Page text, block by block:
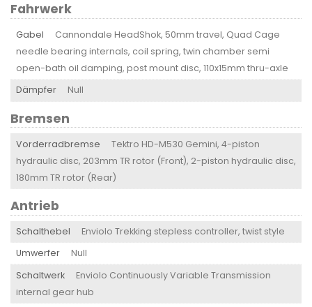
Fahrwerk
Gabel
Cannondale HeadShok, 50mm travel, Quad Cage
needle bearing internals, coil spring, twin chamber semi
open-bath oil damping, post mount disc, 110x15mm thru-axle
Dämpfer
Null
Bremsen
Vorderradbremse
Tektro HD-M530 Gemini, 4-piston
hydraulic disc, 203mm TR rotor (Front), 2-piston hydraulic disc,
180mm TR rotor (Rear)
Antrieb
Schalthebel
Enviolo Trekking stepless controller, twist style
Umwerfer
Null
Schaltwerk
Enviolo Continuously Variable Transmission
internal gear hub